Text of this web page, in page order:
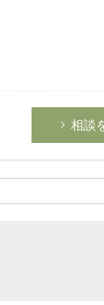
相談